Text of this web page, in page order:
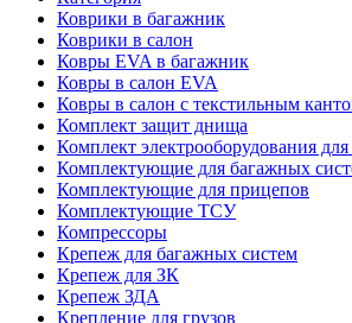
Коврики в багажник
Коврики в салон
Ковры EVA в багажник
Ковры в салон EVA
Ковры в салон с текстильным
Комплект защит днища
Комплект электрооборудования
Комплектующие для багажных
Комплектующие для прицепов
Комплектующие ТСУ
Компрессоры
Крепеж для багажных систем
Крепеж для ЗК
Крепеж ЗДА
Крепление для грузов